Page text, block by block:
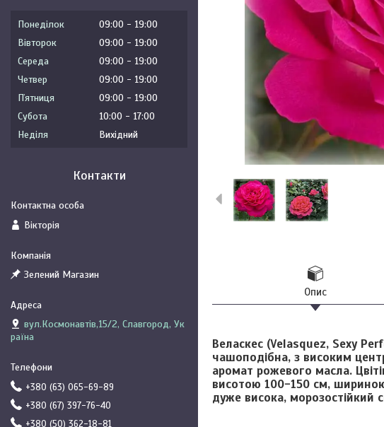
Опис
Веласкес (Velasquez, Sexy
чашоподібна, з високим
аромат рожевого масла.
висотою 100-150 см,
дуже висока, морозостійкий
Понеділок 09:00
19:00
Вівторок
09:00
19:00
Середа
09:00
19:00
Четвер
09:00
19:00
Пʼятниця
09:00
19:00
Субота
10:00
17:00
Неділя
Вихідний
Контакти
Вікторія
Зелений Магазин
вул.Космонавтів,15/2, Славгород, Ук
раїна
+380 (63) 065-69-89
+380 (67) 397-76-40
+380 (50) 362-18-81